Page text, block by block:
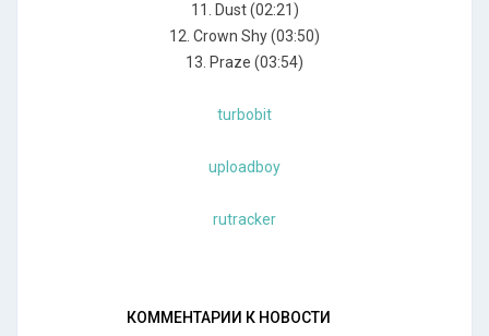
11. Dust (02:21)
12. Crown Shy (03:50)
13. Praze (03:54)
turbobit
uploadboy
rutracker
КОММЕНТАРИИ К НОВОСТИ